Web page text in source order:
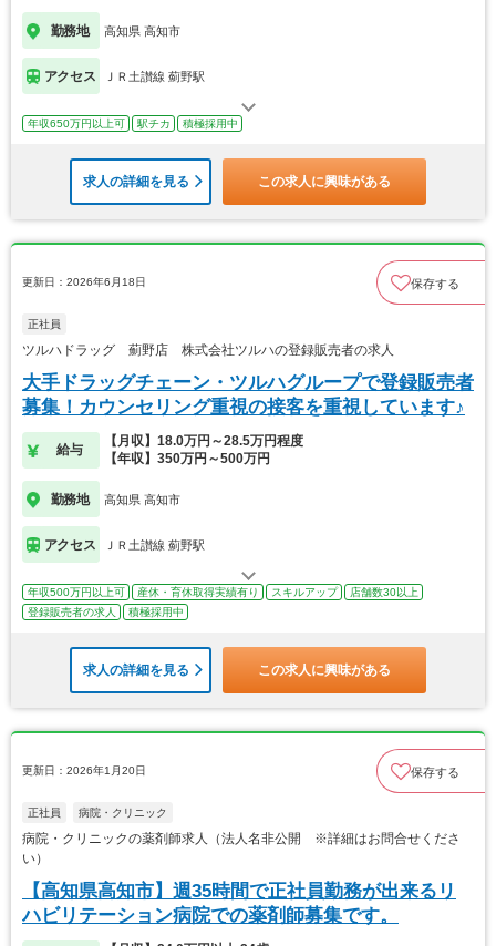
勤務地 高知県 高知市
アクセス ＪＲ土讃線 薊野駅
年収650万円以上可 駅チカ 積極採用中
求人の詳細を見る この求人に興味がある
更新日：2026年6月18日 保存する
正社員
ツルハドラッグ 薊野店 株式会社ツルハの登録販売者の求人
大手ドラッグチェーン・ツルハグループで登録販売者
募集！カウンセリング重視の接客を重視しています♪
給与
【月収】18.0万円～28.5万円程度
【年収】350万円～500万円
勤務地 高知県 高知市
アクセス ＪＲ土讃線 薊野駅
年収500万円以上可 産休・育休取得実績有り スキルアップ
店舗数30以上
登録販売者の求人
積極採用中
求人の詳細を見る この求人に興味がある
更新日：2026年1月20日 保存する
正社員 病院・クリニック
病院・クリニックの薬剤師求人（法人名非公開 ※詳細はお問合せくださ
い）
【高知県高知市】週35時間で正社員勤務が出来るリ
ハビリテーション病院での薬剤師募集です。